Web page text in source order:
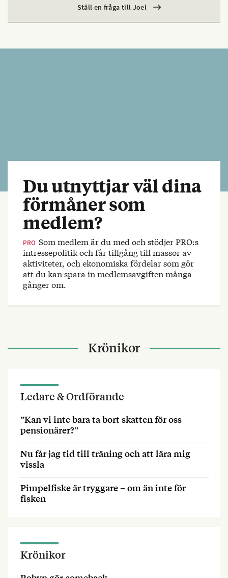
Ställ en fråga till Joel
Du utnyttjar väl dina
förmåner som
medlem?
PRO Som medlem är du med och stödjer PRO:s
intressepolitik och får tillgång till massor av
aktiviteter, och ekonomiska fördelar som gör
att du kan spara in medlemsavgiften många
gånger om.
Krönikor
Ledare & Ordförande
”Kan vi inte bara ta bort skatten för oss
pensionärer?”
Nu får jag tid till träning och att lära mig
vissla
Pimpelfiske är tryggare – om än inte för
fisken
Krönikor